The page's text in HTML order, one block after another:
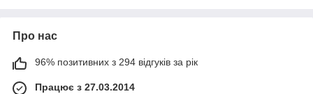
Про нас
96% позитивних з 294 відгуків за рік
Працює з 27.03.2014